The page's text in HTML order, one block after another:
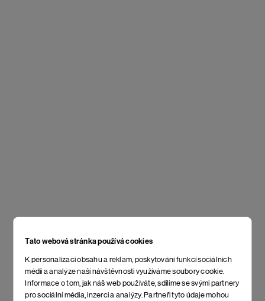
Tato webová stránka používá cookies
K personalizaci obsahu a reklam, poskytování funkcí sociálních
médií a analýze naší návštěvnosti využíváme soubory cookie.
Informace o tom, jak náš web používáte, sdílíme se svými partnery
pro sociální média, inzerci a analýzy. Partneři tyto údaje mohou